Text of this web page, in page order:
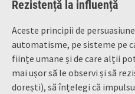
Rezistență la influență
Aceste principii de
automatisme, pe sisteme pe
ființe umane și de care alții
mai ușor să le observi și să
dorești), să înțelegi că